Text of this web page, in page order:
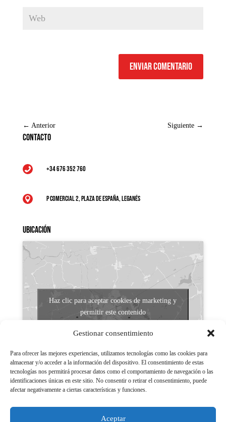
Gestionar consentimiento
Para ofrecer las mejores experiencias, utilizamos tecnologías como las cookies para
almacenar y/o acceder a la información del dispositivo. El consentimiento de estas
tecnologías nos permitirá procesar datos como el comportamiento de navegación o las
identificaciones únicas en este sitio. No consentir o retirar el consentimiento, puede
afectar negativamente a ciertas características y funciones.
Aceptar
Enviar comentario
← Anterior Siguiente →
Contacto
 +34 676 352 760
 P Comercial 2, Plaza de España, Leganés
Ubicación
Haz clic para aceptar cookies de marketing y
permitir este contenido
Aviso legal